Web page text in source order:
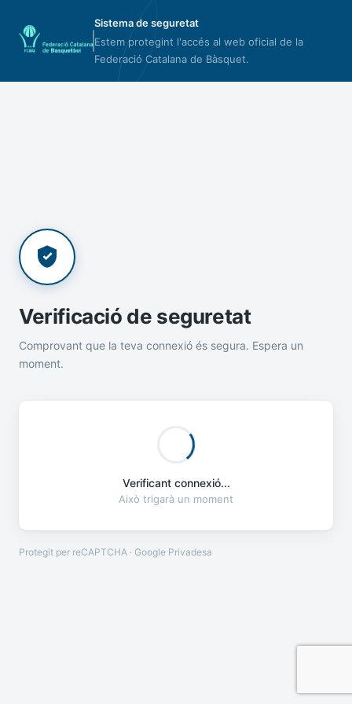
Sistema de seguretat
Estem protegint l'accés al web oficial de la
Federació Catalana de Bàsquet.
Verificació de seguretat
Comprovant que la teva connexió és segura. Espera un
moment.
Verificant connexió...
Això trigarà un moment
Protegit per reCAPTCHA · Google Privadesa